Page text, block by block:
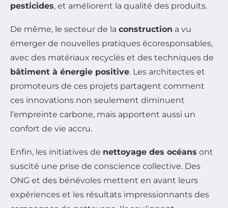
pesticides, et améliorent la qualité des produits.
De même, le secteur de la construction a vu
émerger de nouvelles pratiques écoresponsables,
avec des matériaux recyclés et des techniques de
bâtiment à énergie positive. Les architectes et
promoteurs de ces projets partagent comment
ces innovations non seulement diminuent
l’empreinte carbone, mais apportent aussi un
confort de vie accru.
Enfin, les initiatives de nettoyage des océans ont
suscité une prise de conscience collective. Des
ONG et des bénévoles mettent en avant leurs
expériences et les résultats impressionnants des